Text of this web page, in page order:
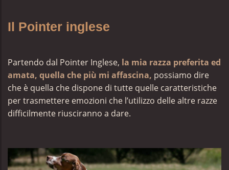
Il Pointer inglese
Partendo dal Pointer Inglese, la mia razza preferita ed
amata, quella che più mi affascina, possiamo dire
che è quella che dispone di tutte quelle caratteristiche
per trasmettere emozioni che l’utilizzo delle altre razze
difficilmente riusciranno a dare.